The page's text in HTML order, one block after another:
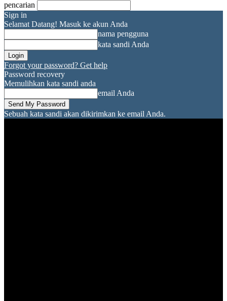
pencarian
Sign in
Selamat Datang! Masuk ke akun Anda
nama pengguna
kata sandi Anda
Forgot your password? Get help
Password recovery
Memulihkan kata sandi anda
email Anda
Sebuah kata sandi akan dikirimkan ke email Anda.